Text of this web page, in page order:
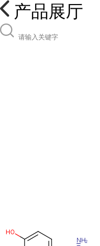
产品展厅